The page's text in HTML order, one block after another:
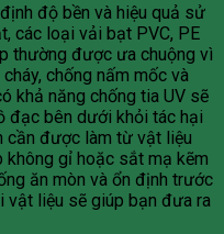
độ bền và hiệu quả sử
các loại vải bạt PVC, PE
thường được ưa chuộng vì
chống nấm mốc và
khả năng chống tia UV sẽ
đạc bên dưới khỏi tác hại
cần được làm từ vật liệu
không gỉ hoặc sắt mạ kẽm
ăn mòn và ổn định trước
vật liệu sẽ giúp bạn đưa ra